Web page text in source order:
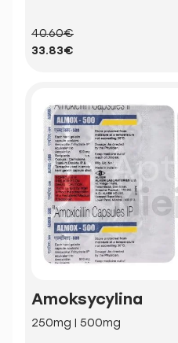
40.60€
33.83€
Amoksycylina
250mg | 500mg